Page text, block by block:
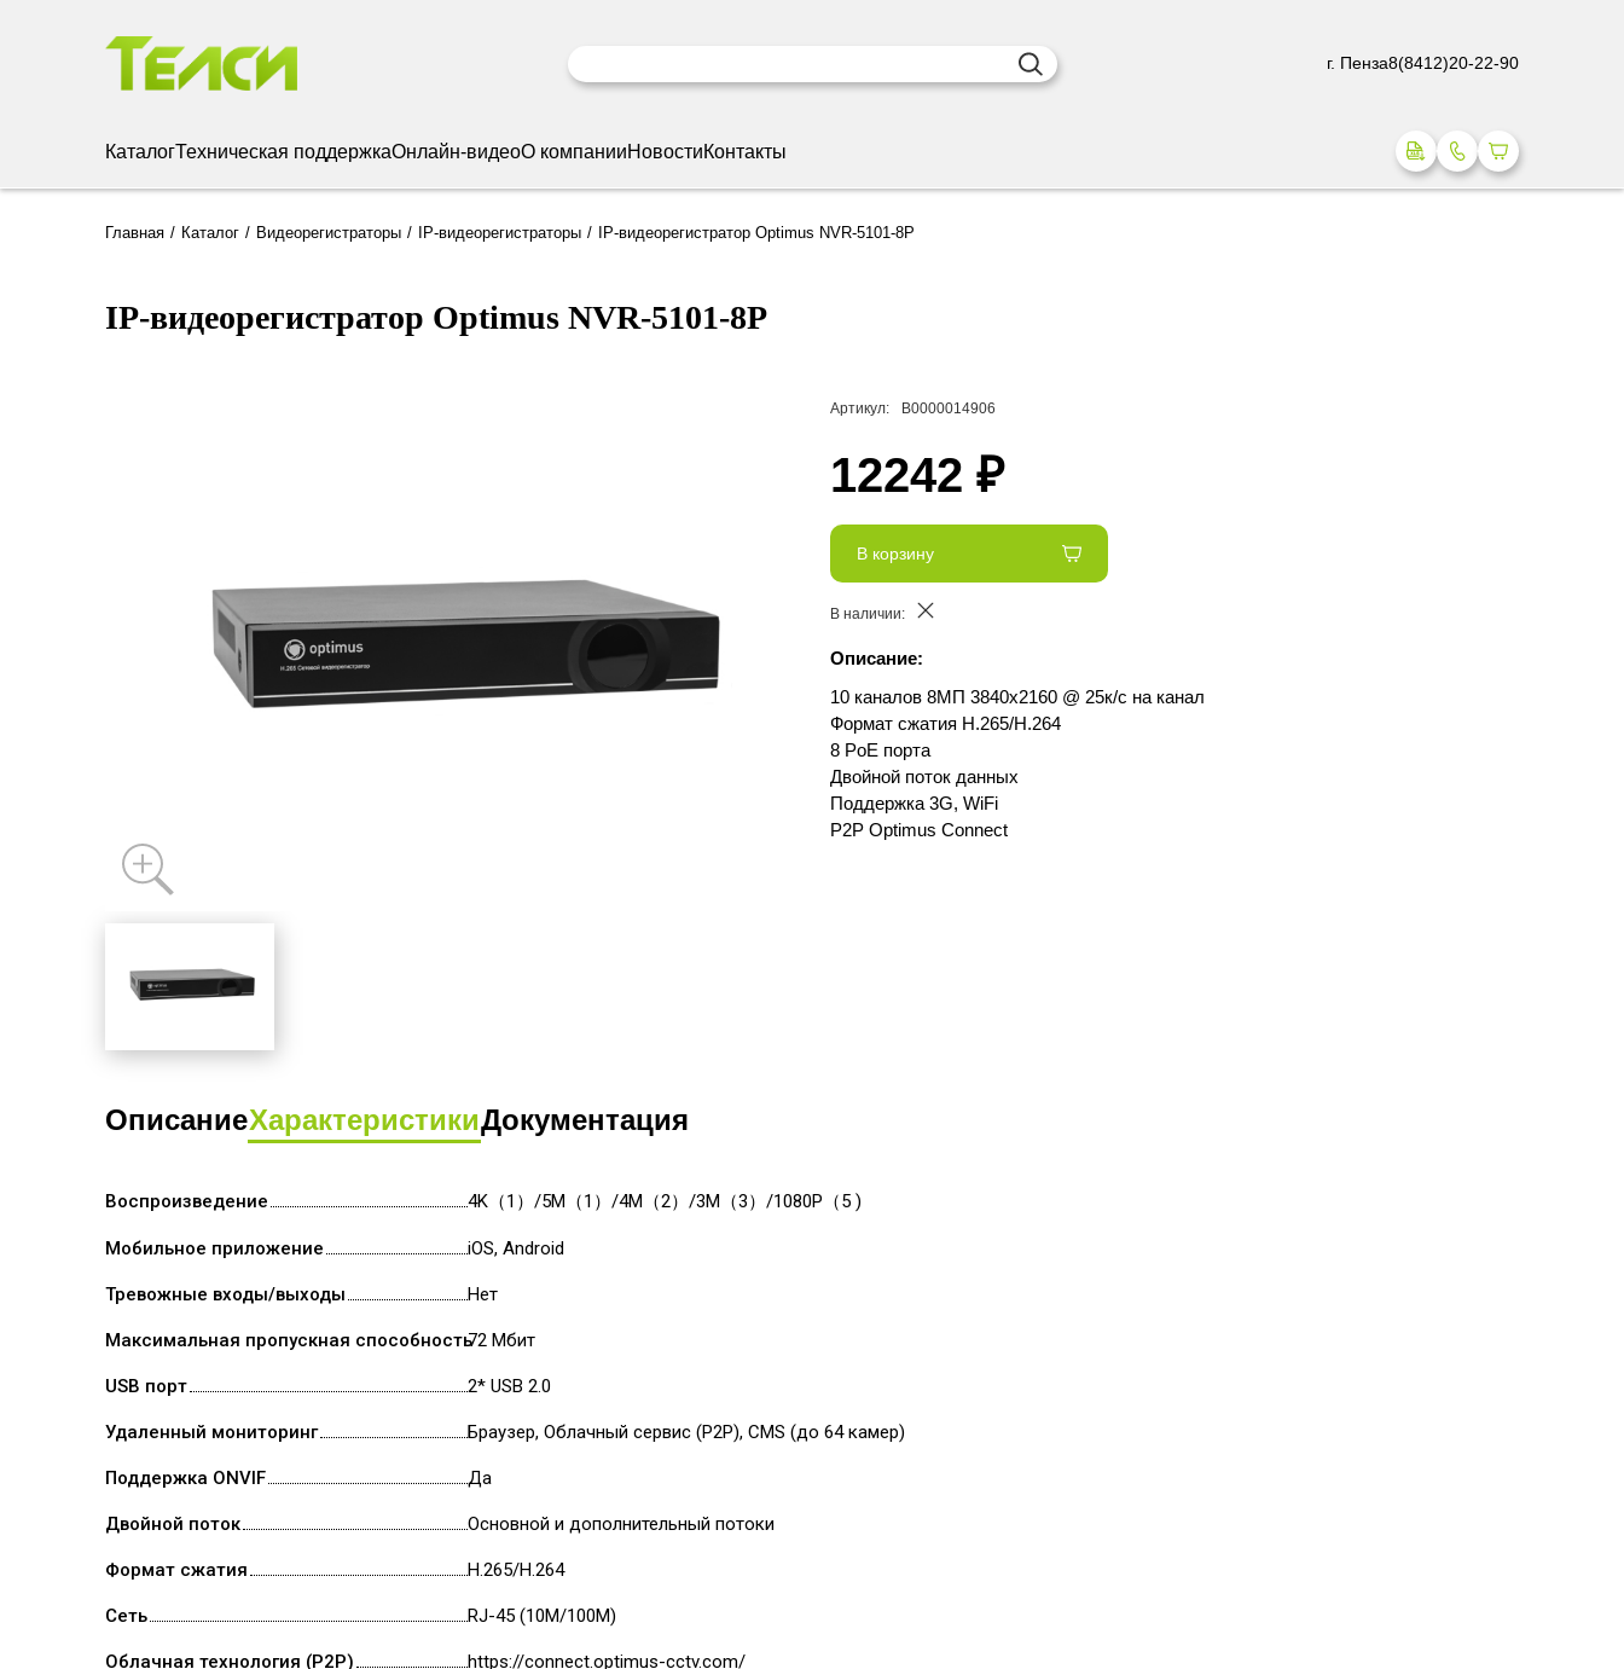
г. Пенза8(8412)20-22-90
КаталогТехническая поддержкаОнлайн-видеоО компанииНовостиКонтакты
Главная Каталог Видеорегистраторы IP-видеорегистраторы IP-видеорегистратор Optimus NVR-5101-8P
IP-видеорегистратор Optimus NVR-5101-8P
Артикул: В0000014906
12242 ₽
В корзину
В наличии:
Описание:
10 каналов 8МП 3840х2160 @ 25к/с на канал
Формат сжатия H.265/H.264
8 PoE порта
Двойной поток данных
Поддержка 3G, WiFi
P2P Optimus Connect
ОписаниеХарактеристикиДокументация
Воспроизведение 4K（1）/5M（1）/4M（2）/3M（3）/1080P（5 )
Мобильное приложение iOS, Android
Тревожные входы/выходы Нет
Максимальная пропускная способность72 Мбит
USB порт 2* USB 2.0
Удаленный мониторинг Браузер, Облачный сервис (P2P), CMS (до 64 камер)
Поддержка ONVIF Да
Двойной поток Основной и дополнительный потоки
Формат сжатия H.265/H.264
Сеть RJ-45 (10M/100M)
Облачная технология (P2P) https://connect.optimus-cctv.com/